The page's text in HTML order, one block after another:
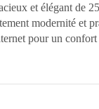
et élégant de
modernité et
pour un